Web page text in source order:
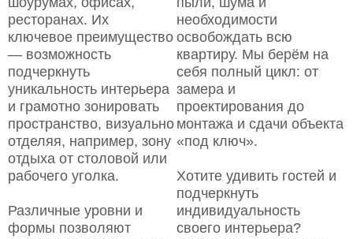
ресторанах. Их
ключевое преимущество
— возможность
подчеркнуть
уникальность интерьера
и грамотно зонировать
пространство, визуально
отделяя, например, зону
отдыха от столовой или
рабочего уголка.
Различные уровни и
формы позволяют
необходимости
освобождать всю
квартиру. Мы берём на
себя полный цикл: от
замера и
проектирования до
монтажа и сдачи объекта
«под ключ».
Хотите удивить гостей и
подчеркнуть
индивидуальность
своего интерьера?